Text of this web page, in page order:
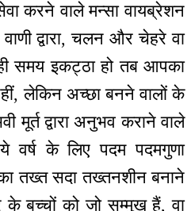
करने वाले मन्सा वायब्रेशन
वाणी द्वारा, चलन और चेहरे वा
ही समय इकट्ठा हो तब आपका
लेकिन अच्छा बनने वालों के
द्वारा अनुभव कराने वाले
वर्ष के लिए पदम पदमगुणा
तख्त सदा तख्तनशीन बनाने
के बच्चों को जो सम्मुख हैं, वा